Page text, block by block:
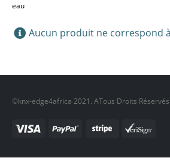
eau
Aucun produit ne correspond
©knx-edge4africa 2021. ATous Droits Réservés.